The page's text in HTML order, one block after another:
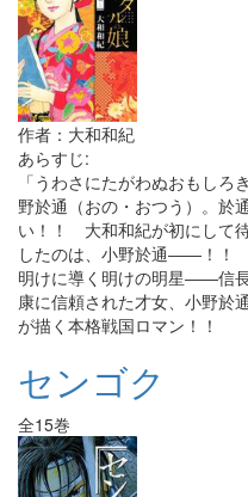
作者：大和和紀
あらすじ:
「うわさにたがわぬおもし
野於通（おの・おつう）。於
い！！ 大和和紀が初にして
したのは、小野於通――！！
明けに導く明けの明星――信
康に信頼された才女、小野於
が描く本格戦国ロマン！！
センゴク
全15巻